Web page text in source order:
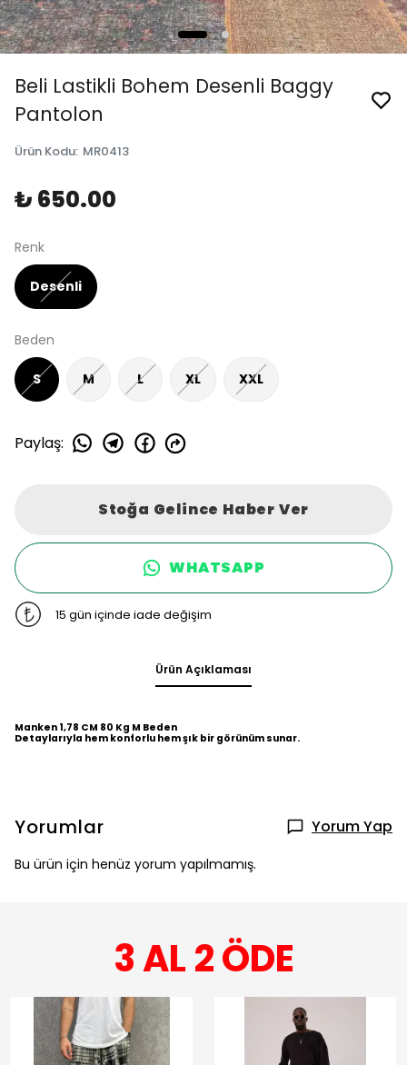
Beli Lastikli Bohem Desenli Baggy
Pantolon
Ürün Kodu: MR0413
₺ 650.00
Renk
Desenli
Beden
S M L XL XXL
Paylaş:
Stoğa Gelince Haber Ver
WHATSAPP
15 gün içinde iade değişim
Ürün Açıklaması
Manken 1,78 CM 80 Kg M Beden
Detaylarıyla hem konforlu hem şık bir görünüm sunar.
Yorumlar Yorum Yap
Bu ürün için henüz yorum yapılmamış.
3 AL 2 ÖDE